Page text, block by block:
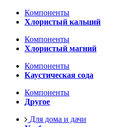
Компоненты
Хлористый кальций
Компоненты
Хлористый магний
Компоненты
Каустическая сода
Компоненты
Другое
Для дома и дачи